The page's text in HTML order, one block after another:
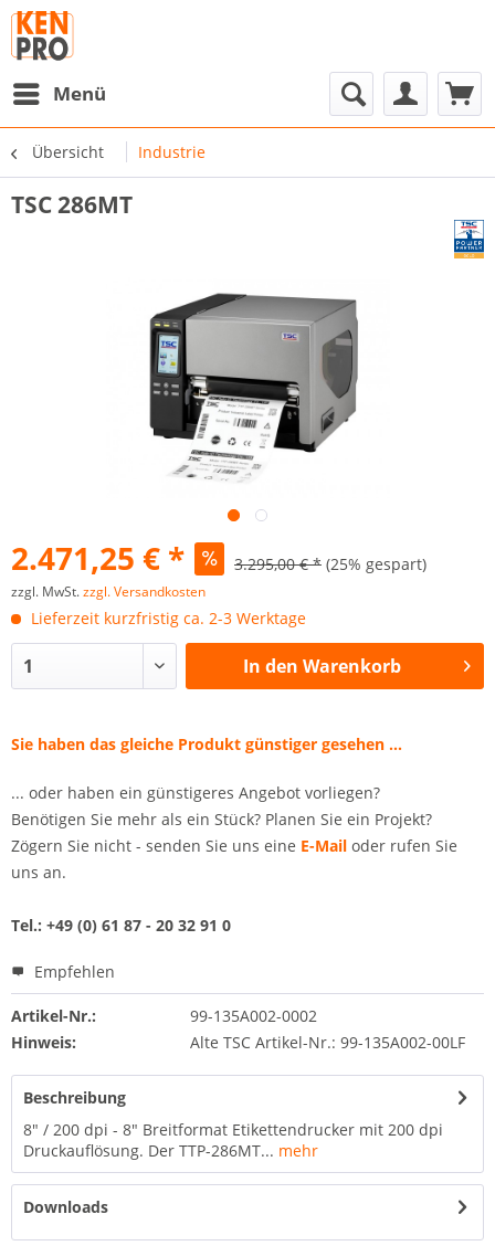
Menü
Übersicht Industrie
TSC 286MT
2.471,25 € * 3.295,00 € * (25% gespart)
zzgl. MwSt.zzgl. Versandkosten
Lieferzeit kurzfristig ca. 2-3 Werktage
In den Warenkorb
Sie haben das gleiche Produkt günstiger gesehen ...
... oder haben ein günstigeres Angebot vorliegen?
Benötigen Sie mehr als ein Stück? Planen Sie ein Projekt?
Zögern Sie nicht - senden Sie uns eine E-Mail oder rufen Sie
uns an.
Tel.: +49 (0) 61 87 - 20 32 91 0
Empfehlen
Artikel-Nr.:
99-135A002-0002
Hinweis:
Alte TSC Artikel-Nr.: 99-135A002-00LF
Beschreibung
8" / 200 dpi - 8" Breitformat Etikettendrucker mit 200 dpi
Druckauflösung. Der TTP-286MT... mehr
Downloads